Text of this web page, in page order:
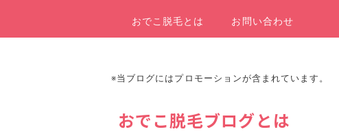
おでこ脱毛とは お問い合わせ
※当ブログにはプロモーションが含まれています。
おでこ脱毛ブログとは